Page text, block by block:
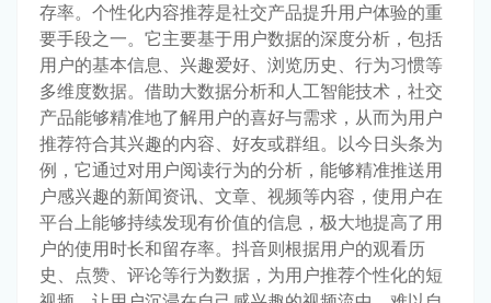
存率。个性化内容推荐是社交产品提升用户体验的重
要手段之一。它主要基于用户数据的深度分析，包括
用户的基本信息、兴趣爱好、浏览历史、行为习惯等
多维度数据。借助大数据分析和人工智能技术，社交
产品能够精准地了解用户的喜好与需求，从而为用户
推荐符合其兴趣的内容、好友或群组。以今日头条为
例，它通过对用户阅读行为的分析，能够精准推送用
户感兴趣的新闻资讯、文章、视频等内容，使用户在
平台上能够持续发现有价值的信息，极大地提高了用
户的使用时长和留存率。抖音则根据用户的观看历
史、点赞、评论等行为数据，为用户推荐个性化的短